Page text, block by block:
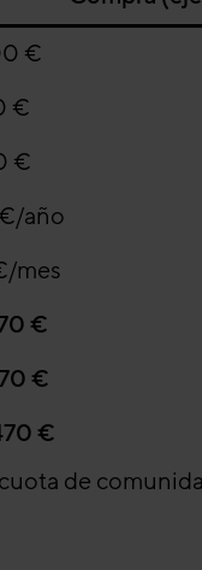
€
€
€
año
mes
€
€
€
de